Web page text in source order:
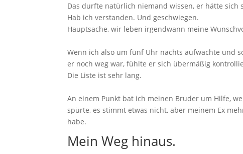
Das durfte natürlich niemand wissen, er hätte sich
Hab ich verstanden. Und geschwiegen.
Hauptsache, wir leben irgendwann meine
Wenn ich also um fünf Uhr nachts aufwachte und
er noch weg war, fühlte er sich übermäßig
Die Liste ist sehr lang.
An einem Punkt bat ich meinen Bruder um Hilfe,
spürte, es stimmt etwas nicht, aber meinem Ex
habe.
Mein Weg hinaus.